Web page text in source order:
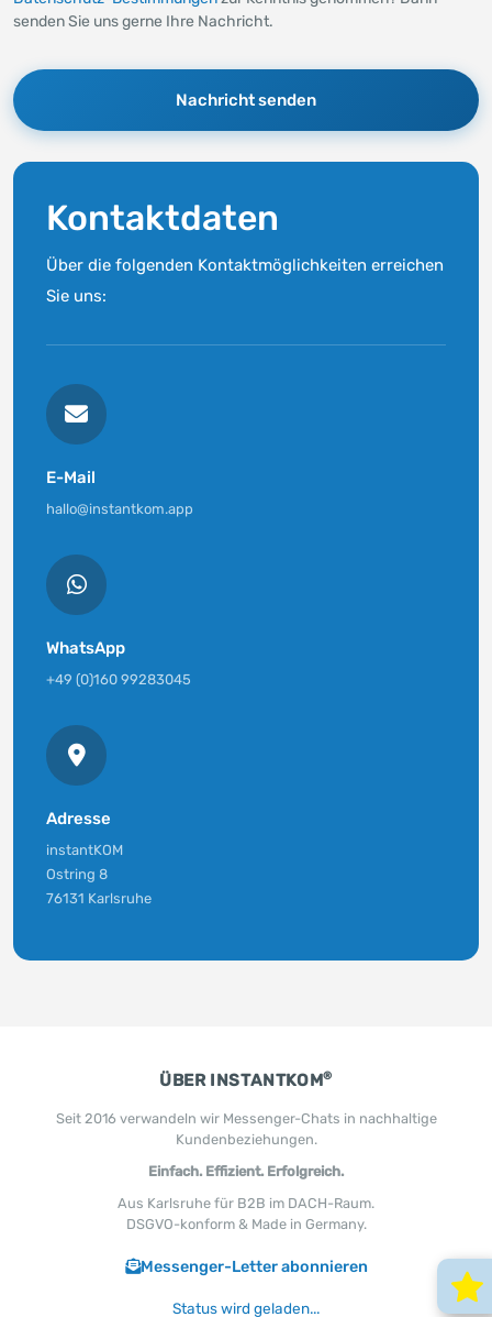
senden Sie uns gerne Ihre Nachricht.
Nachricht senden
Kontaktdaten
Über die folgenden Kontaktmöglichkeiten erreichen
Sie uns:
E-Mail
hallo@instantkom.app
WhatsApp
+49 (0)160 99283045
Adresse
instantKOM
Ostring 8
76131 Karlsruhe
ÜBER INSTANTKOM®
Seit 2016 verwandeln wir Messenger-Chats in nachhaltige
Kundenbeziehungen.
Einfach. Effizient. Erfolgreich.
Aus Karlsruhe für B2B im DACH-Raum.
DSGVO-konform & Made in Germany.
Messenger-Letter abonnieren
Status wird geladen...